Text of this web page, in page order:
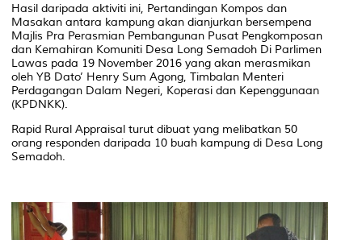
Hasil daripada aktiviti ini, Pertandingan Kompos dan
Masakan antara kampung akan dianjurkan bersempena
Majlis Pra Perasmian Pembangunan Pusat Pengkomposan
dan Kemahiran Komuniti Desa Long Semadoh Di Parlimen
Lawas pada 19 November 2016 yang akan merasmikan
oleh YB Dato’ Henry Sum Agong, Timbalan Menteri
Perdagangan Dalam Negeri, Koperasi dan Kepenggunaan
(KPDNKK).
Rapid Rural Appraisal turut dibuat yang melibatkan 50
orang responden daripada 10 buah kampung di Desa Long
Semadoh.